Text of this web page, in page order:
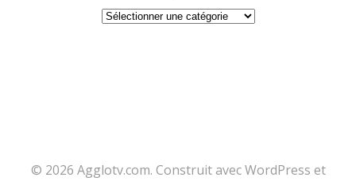
Catégories
© 2026 Agglotv.com. Construit avec WordPress et